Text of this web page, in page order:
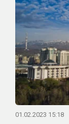
01.02.2023 15:18